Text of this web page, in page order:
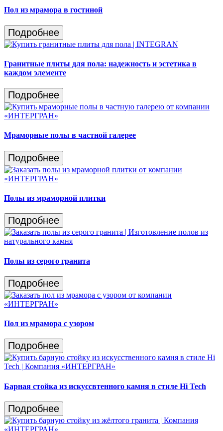
Пол из мрамора в гостиной
Подробнее
Гранитные плиты для пола: надежность и эстетика в
каждом элементе
Подробнее
Мраморные полы в частной галерее
Подробнее
Полы из мраморной плитки
Подробнее
Полы из серого гранита
Подробнее
Пол из мрамора с узором
Подробнее
Барная стойка из искуссвтенного камня в стиле Hi Tech
Подробнее